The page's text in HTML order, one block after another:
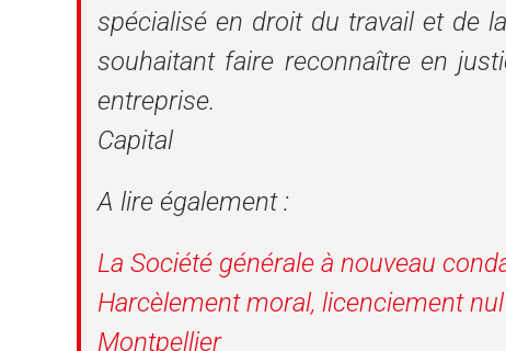
spécialisé en droit du travail et de
souhaitant faire reconnaître en
entreprise.
Capital
A lire également :
La Société générale à nouveau
Harcèlement moral, licenciement
Montpellier